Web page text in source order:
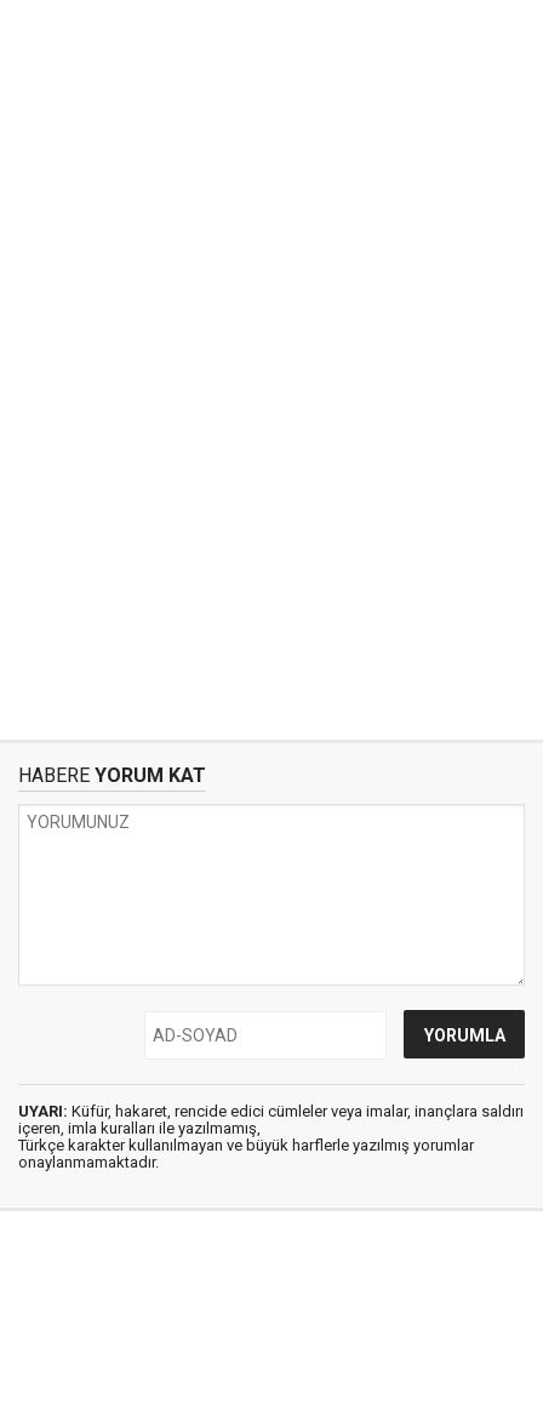
HABERE YORUM KAT
UYARI: Küfür, hakaret, rencide edici cümleler veya imalar, inançlara saldırı
içeren, imla kuralları ile yazılmamış,
Türkçe karakter kullanılmayan ve büyük harflerle yazılmış yorumlar
onaylanmamaktadır.